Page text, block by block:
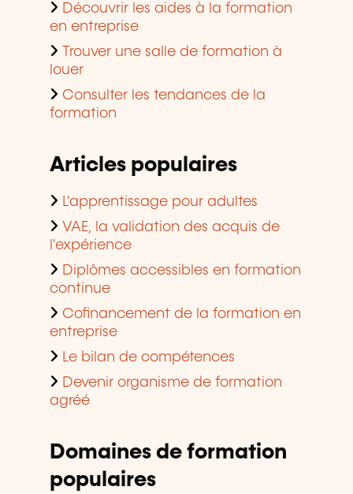
Découvrir les aides à la formation
en entreprise
Trouver une salle de formation à
louer
Consulter les tendances de la
formation
Articles populaires
L'apprentissage pour adultes
VAE, la validation des acquis de
l'expérience
Diplômes accessibles en formation
continue
Cofinancement de la formation en
entreprise
Le bilan de compétences
Devenir organisme de formation
agréé
Domaines de formation
populaires